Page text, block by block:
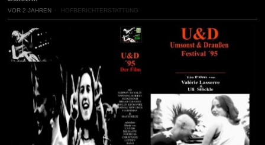
VOR 2 JAHREN HOFBERICHTERSTATTUNG